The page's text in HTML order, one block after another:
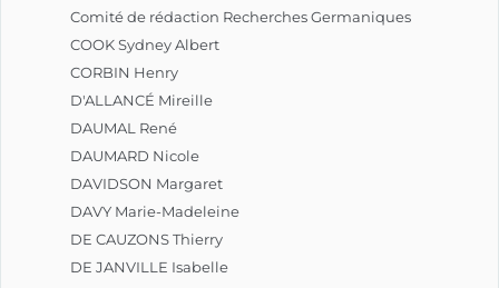
Comité de rédaction Recherches Germaniques
COOK Sydney Albert
CORBIN Henry
D'ALLANCÉ Mireille
DAUMAL René
DAUMARD Nicole
DAVIDSON Margaret
DAVY Marie-Madeleine
DE CAUZONS Thierry
DE JANVILLE Isabelle